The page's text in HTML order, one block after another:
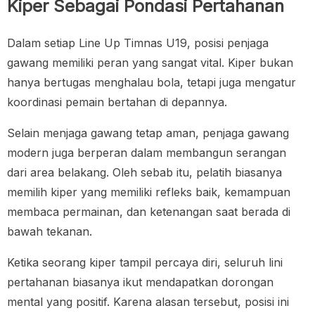
Kiper Sebagai Pondasi Pertahanan
Dalam setiap Line Up Timnas U19, posisi penjaga
gawang memiliki peran yang sangat vital. Kiper bukan
hanya bertugas menghalau bola, tetapi juga mengatur
koordinasi pemain bertahan di depannya.
Selain menjaga gawang tetap aman, penjaga gawang
modern juga berperan dalam membangun serangan
dari area belakang. Oleh sebab itu, pelatih biasanya
memilih kiper yang memiliki refleks baik, kemampuan
membaca permainan, dan ketenangan saat berada di
bawah tekanan.
Ketika seorang kiper tampil percaya diri, seluruh lini
pertahanan biasanya ikut mendapatkan dorongan
mental yang positif. Karena alasan tersebut, posisi ini